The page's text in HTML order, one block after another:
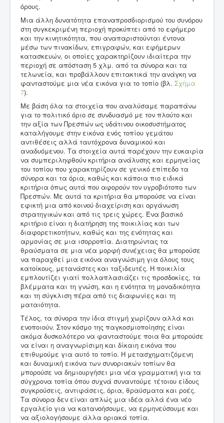
όρους.
Μια άλλη δυνατότητα επαναπροσδιορισμού του συνόρου
στη συγκεκριμένη περιοχή προκύπτει από το εφήμερο
και την κινητικότητα, που αναπαριστούνται έντονα
μέσω των πινακίδων, επιγραφών, και εφήμερων
κατασκευών, οι οποίες χαρακτηρίζουν ιδιαίτερα την
περιοχή σε απόσταση 5 χλμ. από τα σύνορα και τα
τελωνεία, και προβάλλουν επιτακτικά την ανάγκη να
φανταστούμε μια νέα εικόνα για το τοπίο (βλ. Σχήμα
7).
Με βάση όλα τα στοιχεία που αναλύσαμε παραπάνω
για το πολιτικό όριο σε συνδυασμό με τον πλούτο και
την αξία των Πρεσπών ως υδάτινου οικοσυστήματος
καταλήγουμε στην εικόνα ενός τοπίου γεμάτου
αντιθέσεις αλλά ταυτόχρονα δυναμικού και
αναδυόμενου. Τα στοιχεία αυτά παρέχουν την ευκαιρία
να συμπεριληφθούν κριτήρια ανάλυσης και ερμηνείας
του τοπίου που χαρακτηρίζουν σε γενικό επίπεδο τα
σύνορα και τα όρια, καθώς και κάποια πιο ειδικά
κριτήρια όπως αυτά που αφορούν τον υγροβιότοπο των
Πρεσπών. Με αυτά τα κριτήρια θα μπορούσε να είναι
εφικτή μια από κοινού διαχείριση και οργάνωση
στρατηγικών και από τις τρεις χώρες. Ένα βασικό
κριτήριο είναι η διατήρηση της ποικιλίας και των
διαφορετικοτήτων, καθώς και της ενότητας και
αρμονίας σε μια ισορροπία. Διατηρώντας τα
θραύσματα σε μια νέα μορφή συνέχειας θα μπορούσε
να παραχθεί μια εικόνα αναγνώσιμη για όλους τους
κατοίκους, μετανάστες και ταξιδευτές. Η ποικιλία
εμπλουτίζει γιατί πολλαπλασιάζει τις προσδοκίες, τα
βλέμματα και τη γνώση, και η ενότητα τη μοναδικότητα
και τη σύγκλιση πέρα από τις διαφωνίες και τη
ματαιότητα.
Τέλος, τα σύνορα την ίδια στιγμή χωρίζουν αλλά και
ενοποιούν. Στον κόσμο της παγκοσμιοποίησης είναι
ακόμα δυσκολότερο να φανταστούμε ποια θα μπορούσε
να είναι η αναγνωρίσιμη και δίκαιη εικόνα που
επιθυμούμε για αυτό το τοπίο. Η μετασχηματιζόμενη
και δυναμική εικόνα των συνοριακών τοπίων θα
μπορούσε να δημιουργήσει μια νέα γραμματική για τα
σύγχρονα τοπία όπου συχνά συναντούμε τέτοιου είδους
συγκρούσεις, αντιφάσεις, όρια, θραύσματα και ροές.
Τα σύνορα δεν είναι απλώς μια ιδέα αλλά ένα νέο
εργαλείο για να κατανοήσουμε, να ερμηνεύσουμε και
να αξιολογήσουμε άλλα οριακά τοπία.